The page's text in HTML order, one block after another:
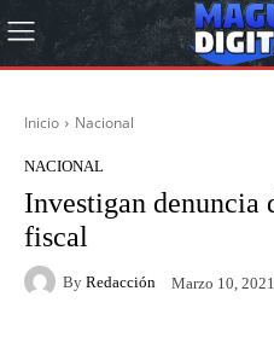
Inicio Nacional
NACIONAL
Investigan denuncia
fiscal
By Redacción Marzo 10, 2021